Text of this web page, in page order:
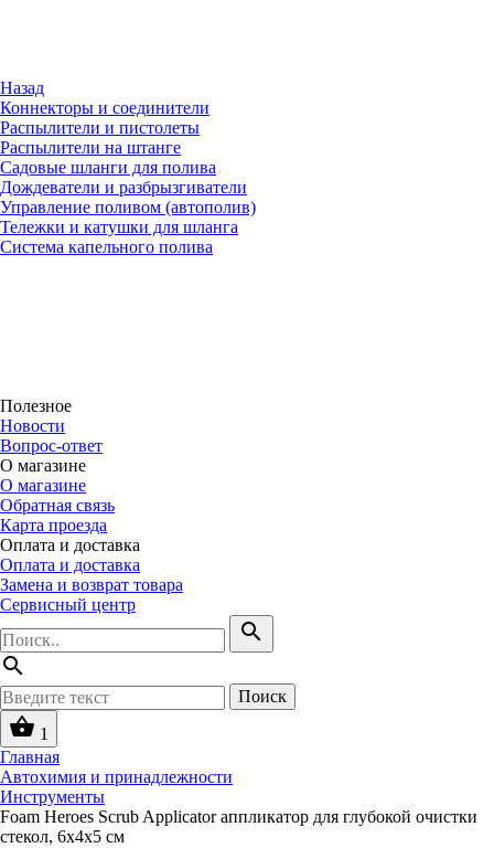
Назад
Коннекторы и соединители
Распылители и пистолеты
Распылители на штанге
Садовые шланги для полива
Дождеватели и разбрызгиватели
Управление поливом (автополив)
Тележки и катушки для шланга
Система капельного полива
Полезное
Новости
Вопрос-ответ
О магазине
О магазине
Обратная связь
Карта проезда
Оплата и доставка
Оплата и доставка
Замена и возврат товара
Сервисный центр
search
search
Поиск
shopping_basket 1
Главная
Автохимия и принадлежности
Инструменты
Foam Heroes Scrub Applicator аппликатор для глубокой очистки
стекол, 6х4х5 см